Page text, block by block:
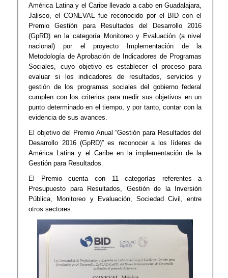
América Latina y el Caribe llevado a cabo en Guadalajara,
Jalisco, el CONEVAL fue reconocido por el BID con el
Premio Gestión para Resultados del Desarrollo 2016
(GpRD) en la categoría Monitoreo y Evaluación (a nivel
nacional) por el proyecto Implementación de la
Metodología de Aprobación de Indicadores de Programas
Sociales, cuyo objetivo es establecer el proceso para
evaluar si los indicadores de resultados, servicios y
gestión de los programas sociales del gobierno federal
cumplen con los criterios para medir sus objetivos en un
punto determinado en el tiempo, y por tanto, contar con la
evidencia de sus avances.
El objetivo del Premio Anual “Gestión para Resultados del
Desarrollo 2016 (GpRD)” es reconocer a los líderes de
América Latina y el Caribe en la implementación de la
Gestión para Resultados.
El Premio cuenta con 11 categorías referentes a
Presupuesto para Resultados, Gestión de la Inversión
Pública, Monitoreo y Evaluación, Sociedad Civil, entre
otros sectores.